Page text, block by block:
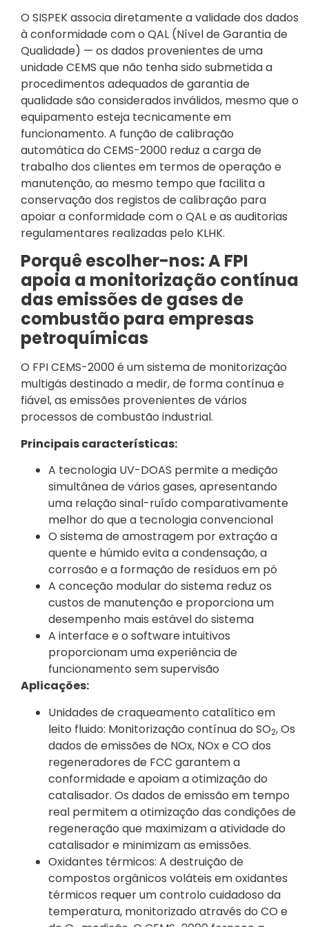
O SISPEK associa diretamente a validade dos dados
à conformidade com o QAL (Nível de Garantia de
Qualidade) — os dados provenientes de uma
unidade CEMS que não tenha sido submetida a
procedimentos adequados de garantia de
qualidade são considerados inválidos, mesmo que o
equipamento esteja tecnicamente em
funcionamento. A função de calibração
automática do CEMS-2000 reduz a carga de
trabalho dos clientes em termos de operação e
manutenção, ao mesmo tempo que facilita a
conservação dos registos de calibração para
apoiar a conformidade com o QAL e as auditorias
regulamentares realizadas pelo KLHK.
Porquê escolher-nos: A FPI
apoia a monitorização contínua
das emissões de gases de
combustão para empresas
petroquímicas
O FPI CEMS-2000 é um sistema de monitorização
multigás destinado a medir, de forma contínua e
fiável, as emissões provenientes de vários
processos de combustão industrial.
Principais características:
A tecnologia UV-DOAS permite a medição
simultânea de vários gases, apresentando
uma relação sinal-ruído comparativamente
melhor do que a tecnologia convencional
O sistema de amostragem por extração a
quente e húmido evita a condensação, a
corrosão e a formação de resíduos em pó
A conceção modular do sistema reduz os
custos de manutenção e proporciona um
desempenho mais estável do sistema
A interface e o software intuitivos
proporcionam uma experiência de
funcionamento sem supervisão
Aplicações:
Unidades de craqueamento catalítico em
leito fluido: Monitorização contínua do SO2, Os
dados de emissões de NOx, NOx e CO dos
regeneradores de FCC garantem a
conformidade e apoiam a otimização do
catalisador. Os dados de emissão em tempo
real permitem a otimização das condições de
regeneração que maximizam a atividade do
catalisador e minimizam as emissões.
Oxidantes térmicos: A destruição de
compostos orgânicos voláteis em oxidantes
térmicos requer um controlo cuidadoso da
temperatura, monitorizado através do CO e